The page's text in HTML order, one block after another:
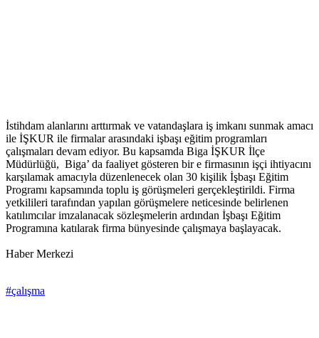
İstihdam alanlarını arttırmak ve vatandaşlara iş imkanı sunmak amacı
ile İŞKUR ile firmalar arasındaki işbaşı eğitim programları
çalışmaları devam ediyor. Bu kapsamda Biga İŞKUR İlçe
Müdürlüğü, Biga’ da faaliyet gösteren bir e firmasının işçi ihtiyacını
karşılamak amacıyla düzenlenecek olan 30 kişilik İşbaşı Eğitim
Programı kapsamında toplu iş görüşmeleri gerçekleştirildi. Firma
yetkilileri tarafından yapılan görüşmelere neticesinde belirlenen
katılımcılar imzalanacak sözleşmelerin ardından İşbaşı Eğitim
Programına katılarak firma bünyesinde çalışmaya başlayacak.
Haber Merkezi
#çalışma